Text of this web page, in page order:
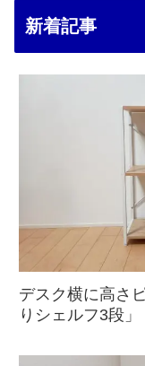
新着記事
デスク横に高さ
りシェルフ3段」